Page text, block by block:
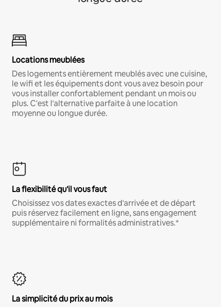
Locations meublées
Des logements entièrement meublés avec une cuisine,
le wifi et les équipements dont vous avez besoin pour
vous installer confortablement pendant un mois ou
plus. C'est l'alternative parfaite à une location
moyenne ou longue durée.
La flexibilité qu'il vous faut
Choisissez vos dates exactes d'arrivée et de départ
puis réservez facilement en ligne, sans engagement
supplémentaire ni formalités administratives.*
La simplicité du prix au mois